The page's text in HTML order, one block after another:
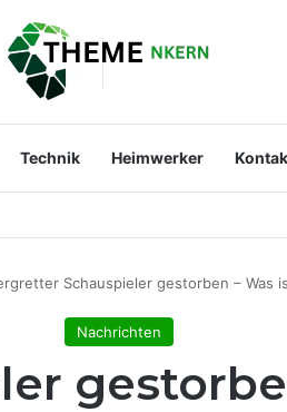
Technik Heimwerker
Seite?
Schauspieler gestorben – Was
Nachrichten